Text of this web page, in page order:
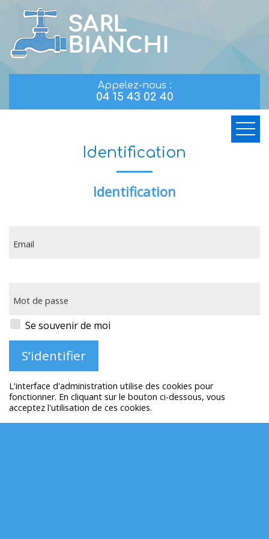
Appelez-nous :
04 15 43 02 40
Identification
Identification
Email
Mot de passe
Se souvenir de moi
L'interface d'administration utilise des cookies pour
fonctionner. En cliquant sur le bouton ci-dessous, vous
acceptez l'utilisation de ces cookies.